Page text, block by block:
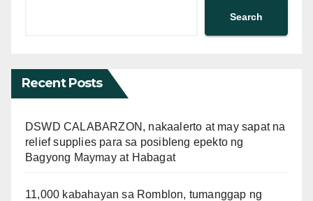
Search
Recent Posts
DSWD CALABARZON, nakaalerto at may sapat na
relief supplies para sa posibleng epekto ng
Bagyong Maymay at Habagat
11,000 kabahayan sa Romblon, tumanggap ng